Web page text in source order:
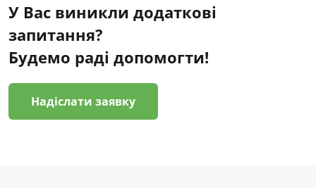
У Вас виникли додаткові
запитання?
Будемо раді допомогти!
Надіслати заявку